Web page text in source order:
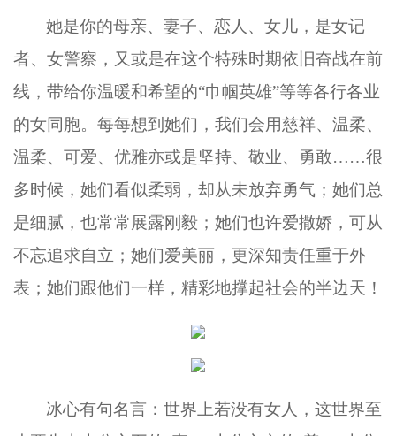
她是你的母亲、妻子、恋人、女儿，是女记
者、女警察，又或是在这个特殊时期依旧奋战在前
线，带给你温暖和希望的“巾帼英雄”等等各行各业
的女同胞。 每每想到 她们，我们会用慈祥、 温柔、
温柔、 可爱、 优雅亦或是坚持、敬业、勇敢……很
多时候，她们看似柔弱，却从未放弃勇气；她们总
是细腻，也常常展露刚毅；她们也许爱撒娇，可从
不忘追求自立；她们爱美丽，更深知责任重于外
表；她们跟他们一样，精彩地撑起社会的半边天！
冰心有句名言：世界上若没有女人，这世界至